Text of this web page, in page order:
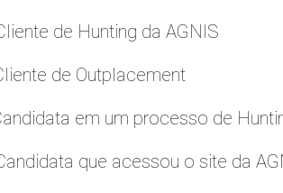
de Hunting da AGNIS
de Outplacement
em um processo de
que acessou o site da